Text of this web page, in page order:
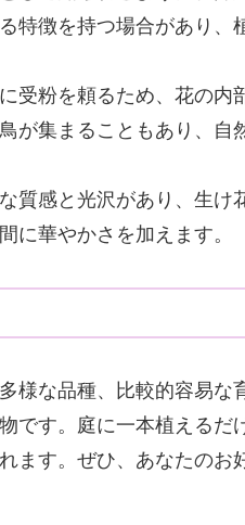
特徴を持つ場合があり、
受粉を頼るため、花の内
が集まることもあり、自
質感と光沢があり、生
に華やかさを加えます。
様な品種、比較的容易な
です。庭に一本植える
ます。ぜひ、あなたの